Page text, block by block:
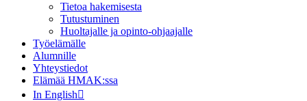
Tietoa hakemisesta
Tutustuminen
Huoltajalle ja opinto-ohjaajalle
Työelämälle
Alumnille
Yhteystiedot
Elämää HMAK:ssa
In English